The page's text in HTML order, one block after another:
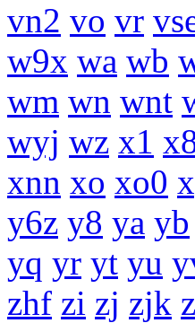
vn2 vo vr
w9x wa wb
wm wn wnt
wyj wz x1
xnn xo xo0
y6z y8 ya yb
yq yr yt yu
zhf zi zj zjk